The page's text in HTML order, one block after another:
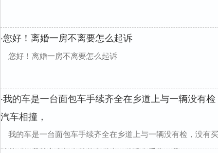
·您好！离婚一房不离要怎么起诉
您好！离婚一房不离要怎么起诉
·我的车是一台面包车手续齐全在乡道上与一辆没有
汽车相撞，
我的车是一台面包车手续齐全在乡道上与一辆没有检，没有